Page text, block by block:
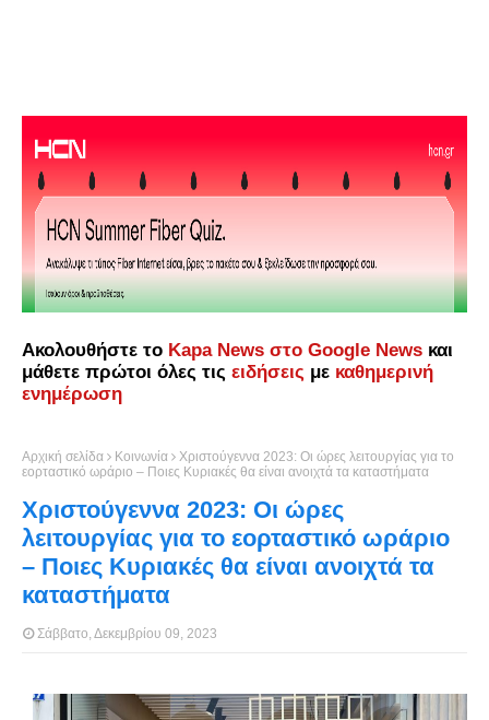
Ακολουθήστε το Kapa News στο Google News και
μάθετε πρώτοι όλες τις ειδήσεις με καθημερινή
ενημέρωση
Αρχική σελίδα Κοινωνία
Χριστούγεννα 2023: Οι ώρες λειτουργίας για το
εορταστικό ωράριο – Ποιες Κυριακές θα είναι ανοιχτά τα καταστήματα
Χριστούγεννα 2023: Οι ώρες
λειτουργίας για το εορταστικό ωράριο
– Ποιες Κυριακές θα είναι ανοιχτά τα
καταστήματα
Σάββατο, Δεκεμβρίου 09, 2023